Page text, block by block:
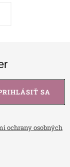
ochrany osobných
SA